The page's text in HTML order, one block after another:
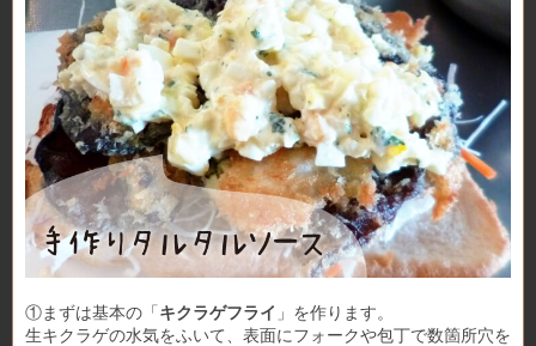
①まずは基本の「キクラゲフライ 」を作ります。
生キクラゲの水気をふいて、表面にフォークや包丁で数箇所穴を